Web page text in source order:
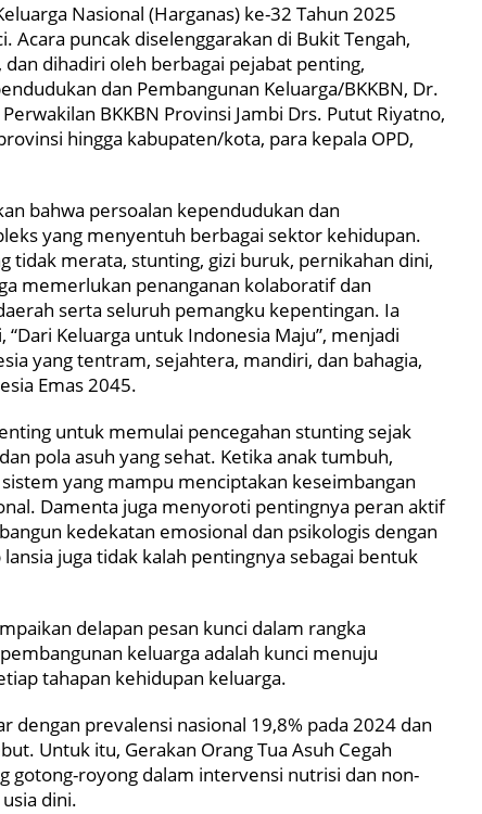
Nasional (Harganas) ke-32 Tahun 2025
Acara puncak diselenggarakan di Bukit Tengah,
dihadiri oleh berbagai pejabat penting,
dan Pembangunan Keluarga/BKKBN, Dr.
BKKBN Provinsi Jambi Drs. Putut Riyatno,
hingga kabupaten/kota, para kepala OPD,
bahwa persoalan kependudukan dan
yang menyentuh berbagai sektor kehidupan.
tidak merata, stunting, gizi buruk, pernikahan dini,
memerlukan penanganan kolaboratif dan
serta seluruh pemangku kepentingan. Ia
Keluarga untuk Indonesia Maju”, menjadi
yang tentram, sejahtera, mandiri, dan bahagia,
Emas 2045.
untuk memulai pencegahan stunting sejak
pola asuh yang sehat. Ketika anak tumbuh,
yang mampu menciptakan keseimbangan
Damenta juga menyoroti pentingnya peran aktif
kedekatan emosional dan psikologis dengan
juga tidak kalah pentingnya sebagai bentuk
delapan pesan kunci dalam rangka
keluarga adalah kunci menuju
tahapan kehidupan keluarga.
dengan prevalensi nasional 19,8% pada 2024 dan
Untuk itu, Gerakan Orang Tua Asuh Cegah
gotong-royong dalam intervensi nutrisi dan non-
dini.